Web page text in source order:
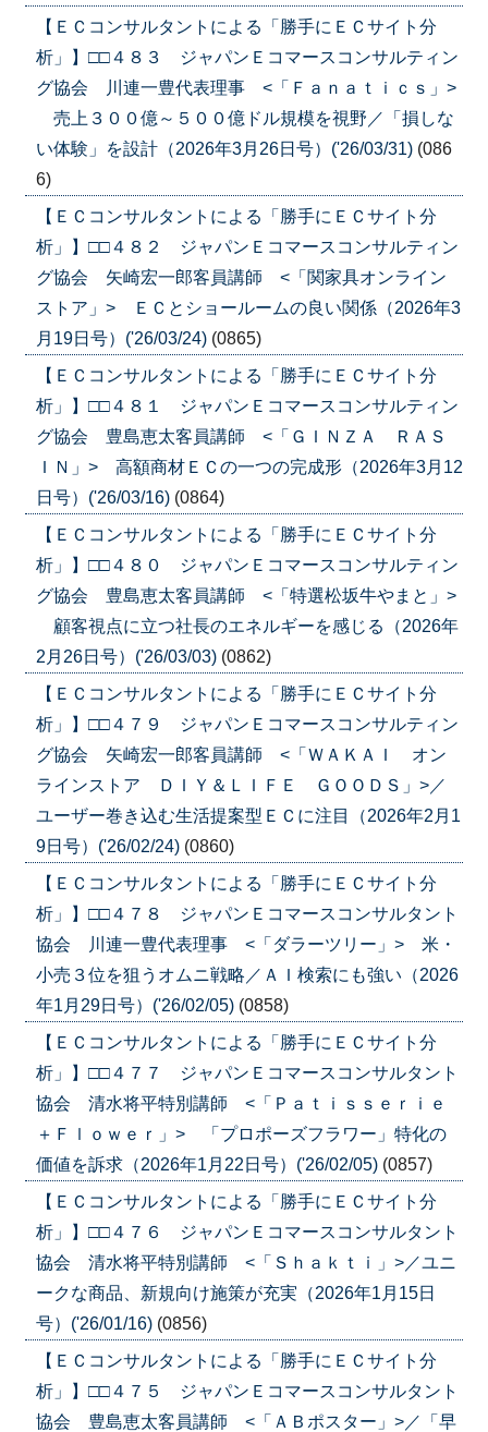
【ＥＣコンサルタントによる「勝手にＥＣサイト分
析」】□□４８３ ジャパンＥコマースコンサルティン
グ協会 川連一豊代表理事 <「Ｆａｎａｔｉｃｓ」>
売上３００億～５００億ドル規模を視野／「損しな
い体験」を設計（2026年3月26日号）('26/03/31) (086
6)
【ＥＣコンサルタントによる「勝手にＥＣサイト分
析」】□□４８２ ジャパンＥコマースコンサルティン
グ協会 矢崎宏一郎客員講師 <「関家具オンライン
ストア」> ＥＣとショールームの良い関係（2026年3
月19日号）('26/03/24) (0865)
【ＥＣコンサルタントによる「勝手にＥＣサイト分
析」】□□４８１ ジャパンＥコマースコンサルティン
グ協会 豊島恵太客員講師 <「ＧＩＮＺＡ ＲＡＳ
ＩＮ」> 高額商材ＥＣの一つの完成形（2026年3月12
日号）('26/03/16) (0864)
【ＥＣコンサルタントによる「勝手にＥＣサイト分
析」】□□４８０ ジャパンＥコマースコンサルティン
グ協会 豊島恵太客員講師 <「特選松坂牛やまと」>
顧客視点に立つ社長のエネルギーを感じる（2026年
2月26日号）('26/03/03) (0862)
【ＥＣコンサルタントによる「勝手にＥＣサイト分
析」】□□４７９ ジャパンＥコマースコンサルティン
グ協会 矢崎宏一郎客員講師 <「ＷＡＫＡＩ オン
ラインストア ＤＩＹ＆ＬＩＦＥ ＧＯＯＤＳ」>／
ユーザー巻き込む生活提案型ＥＣに注目（2026年2月1
9日号）('26/02/24) (0860)
【ＥＣコンサルタントによる「勝手にＥＣサイト分
析」】□□４７８ ジャパンＥコマースコンサルタント
協会 川連一豊代表理事 <「ダラーツリー」> 米・
小売３位を狙うオムニ戦略／ＡＩ検索にも強い（2026
年1月29日号）('26/02/05) (0858)
【ＥＣコンサルタントによる「勝手にＥＣサイト分
析」】□□４７７ ジャパンＥコマースコンサルタント
協会 清水将平特別講師 <「Ｐａｔｉｓｓｅｒｉｅ
＋Ｆｌｏｗｅｒ」> 「プロポーズフラワー」特化の
価値を訴求（2026年1月22日号）('26/02/05) (0857)
【ＥＣコンサルタントによる「勝手にＥＣサイト分
析」】□□４７６ ジャパンＥコマースコンサルタント
協会 清水将平特別講師 <「Ｓｈａｋｔｉ」>／ユニ
ークな商品、新規向け施策が充実（2026年1月15日
号）('26/01/16) (0856)
【ＥＣコンサルタントによる「勝手にＥＣサイト分
析」】□□４７５ ジャパンＥコマースコンサルタント
協会 豊島恵太客員講師 <「ＡＢポスター」>／「早